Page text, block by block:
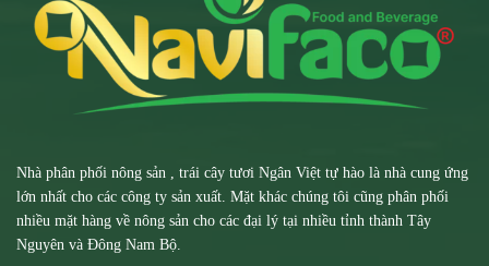
Nhà phân phối nông sản , trái cây tươi Ngân Việt tự hào là nhà cung ứng
lớn nhất cho các công ty sản xuất. Mặt khác chúng tôi cũng phân phối
nhiều mặt hàng về nông sản cho các đại lý tại nhiều tỉnh thành Tây
Nguyên và Đông Nam Bộ.